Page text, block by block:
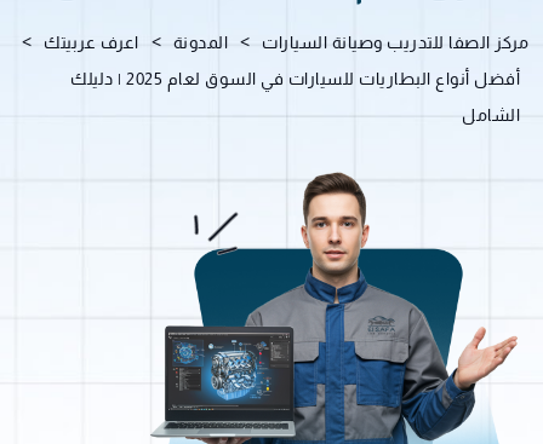
مركز الصفا للتدريب وصيانة السيارات > المدونة > اعرف عربيتك >
أفضل أنواع البطاريات للسيارات في السوق لعام 2025 | دليلك
الشامل